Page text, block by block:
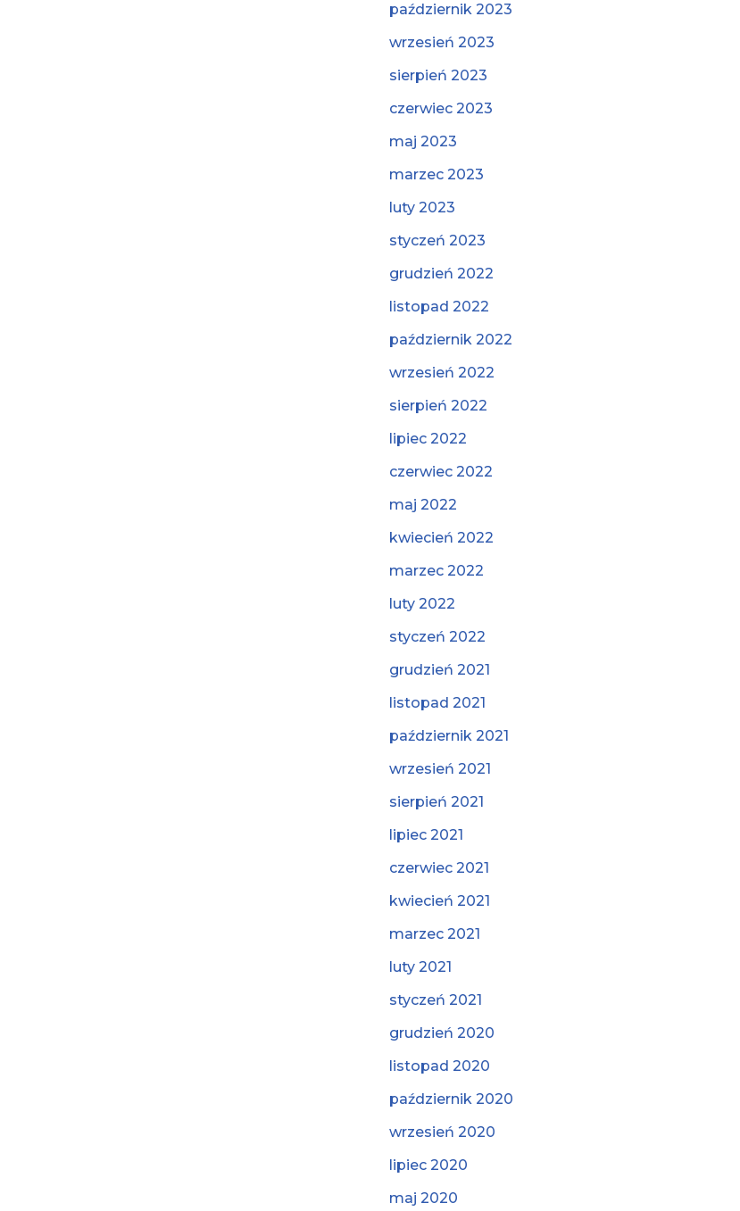
październik 2023
wrzesień 2023
sierpień 2023
czerwiec 2023
maj 2023
marzec 2023
luty 2023
styczeń 2023
grudzień 2022
listopad 2022
październik 2022
wrzesień 2022
sierpień 2022
lipiec 2022
czerwiec 2022
maj 2022
kwiecień 2022
marzec 2022
luty 2022
styczeń 2022
grudzień 2021
listopad 2021
październik 2021
wrzesień 2021
sierpień 2021
lipiec 2021
czerwiec 2021
kwiecień 2021
marzec 2021
luty 2021
styczeń 2021
grudzień 2020
listopad 2020
październik 2020
wrzesień 2020
lipiec 2020
maj 2020